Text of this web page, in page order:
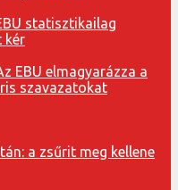
statisztikailag
kér
EBU elmagyarázza a
szavazatokat
a zsűrit meg kellene